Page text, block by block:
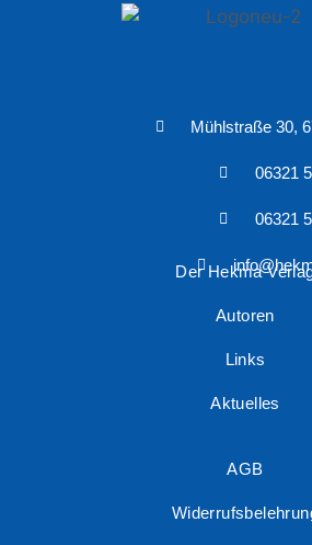
Mühlstraße 30,
06321
06321
Der Hekma
Autoren
Links
Aktuelles
AGB